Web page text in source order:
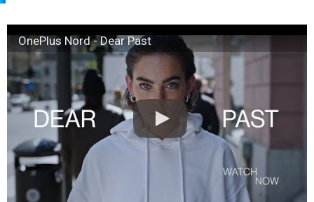
OnePlus Nord - Dear Past